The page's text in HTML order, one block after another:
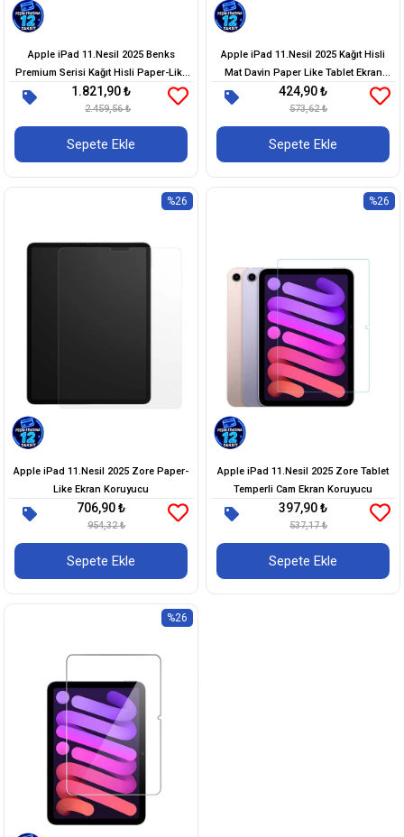
Apple iPad 11.Nesil 2025 Benks
Premium Serisi Kağıt Hisli Paper-Like
Ekran Koruyucu
1.821,90 ₺
2.459,56 ₺
Sepete Ekle
Apple iPad 11.Nesil 2025 Kağıt Hisli
Mat Davin Paper Like Tablet Ekran
Koruyucu
424,90 ₺
573,62 ₺
Sepete Ekle
Apple iPad 11.Nesil 2025 Zore Paper-
Like Ekran Koruyucu
706,90 ₺
954,32 ₺
Sepete Ekle
%26
Apple iPad 11.Nesil 2025 Zore Tablet
Temperli Cam Ekran Koruyucu
397,90 ₺
537,17 ₺
Sepete Ekle
%26
%26